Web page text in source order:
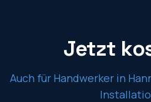
Jetzt
Auch für Handwerker in